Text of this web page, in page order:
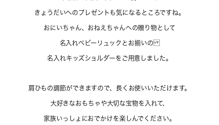
きょうだいへのプレゼントも気になるところですね。
おにいちゃん、おねえちゃんへの贈り物として
名入れベビーリュックとお揃いの
名入れキッズショルダーをご用意しました。
肩ひもの調節ができますので、長くお使いいただけます。
大好きなおもちゃや大切な宝物を入れて、
家族いっしょにおでかけを楽しんでください。